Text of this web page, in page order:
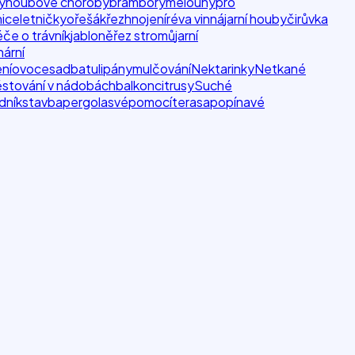
letničkyořešákřezhnojeníréva vinnájarní houbyčirůvka
o trávníkjabloněřez stromůjarní
ovocesadbatulipánymulčováníNektarinkyNetkané
v nádobáchbalkoncitrusySuché
stavbapergolasvépomocíterasapopínavé